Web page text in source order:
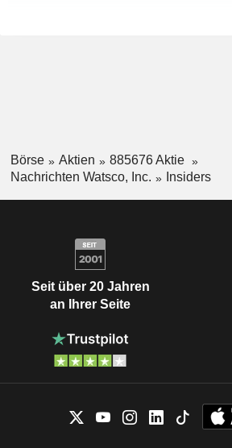
Börse Aktien
885676 Aktie
Nachrichten Watsco, Inc.
Insiders
Seit über 20 Jahren
an Ihrer Seite